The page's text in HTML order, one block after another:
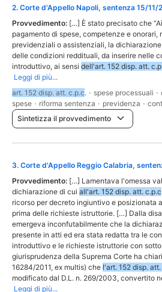
2. Corte d'Appello Napoli, sentenza 15/11/
Provvedimento: […] È stato precisato che
pagamento di spese, competenze e onorari,
previdenziali o assistenziali, la
delle condizioni reddituali, da inserire nelle
introduttivo, ai sensi dell'art. 152 disp. att.
Leggi di più...
art. 152 disp. att. c.p.c. · spese processuali ·
spese · riforma sentenza · previdenza ·
Sintetizza il provvedimento
3. Corte d'Appello Reggio Calabria,
Provvedimento: […] Lamentava l'omessa
dichiarazione di cui all'art. 152 disp. att. c.p.c
ricorso per decreto ingiuntivo e posizionata
prima delle richieste istruttorie. […] Dalla
emergeva inconfutabilmente che la
presente in atti ed era stata redatta tra le
introduttivo e le richieste istruttorie con
giurisprudenza della Suprema Corte ha
16284/2011, ex multis) che l'art. 152 disp.
modificato dal D.L. n. 269/2003, convertito
Leggi di più...